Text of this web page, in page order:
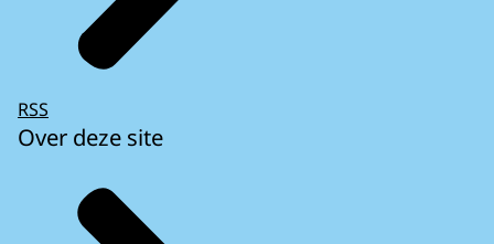
RSS
Over deze site